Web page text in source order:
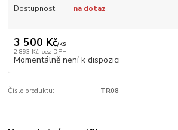
Dostupnost na dotaz
3 500 Kč/ks
2 893 Kč bez DPH
Momentálně není k dispozici
Číslo produktu: TR08